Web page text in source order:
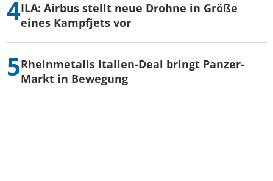
ILA: Airbus stellt neue Drohne in Größe
eines Kampfjets vor
Rheinmetalls Italien-Deal bringt Panzer-
Markt in Bewegung